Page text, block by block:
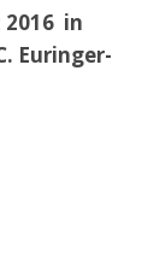
2016 in
Euringer-